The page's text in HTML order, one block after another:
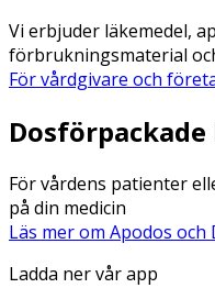
Vi erbjuder läkemedel,
förbrukningsmaterial
För vårdgivare och
För vårdens patienter
på din medicin
Läs mer om Apodos och
Ladda ner vår app